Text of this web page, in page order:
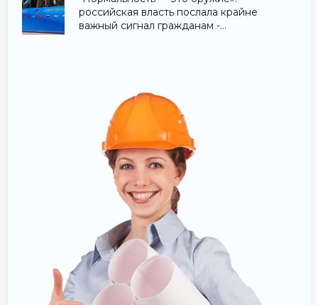
российская власть послала крайне
важный сигнал гражданам -